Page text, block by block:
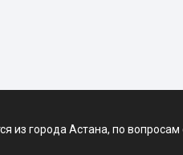
из города Астана, по